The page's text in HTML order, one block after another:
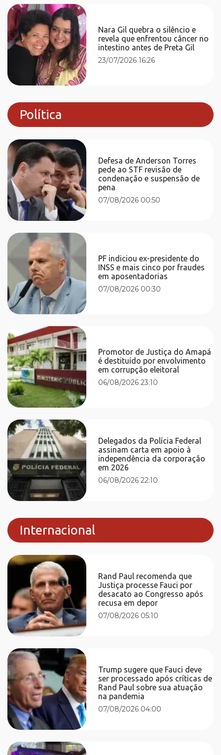
Nara Gil quebra o silêncio e
revela que enfrentou câncer no
intestino antes de Preta Gil
23/07/2026 16:26
Política
Defesa de Anderson Torres
pede ao STF revisão de
condenação e suspensão de
pena
07/08/2026 00:50
PF indiciou ex-presidente do
INSS e mais cinco por fraudes
em aposentadorias
07/08/2026 00:30
Promotor de Justiça do Amapá
é destituído por envolvimento
em corrupção eleitoral
06/08/2026 23:10
Delegados da Polícia Federal
assinam carta em apoio à
independência da corporação
em 2026
06/08/2026 22:10
Internacional
Rand Paul recomenda que
Justiça processe Fauci por
desacato ao Congresso após
recusa em depor
07/08/2026 05:10
Trump sugere que Fauci deve
ser processado após críticas de
Rand Paul sobre sua atuação
na pandemia
07/08/2026 04:00